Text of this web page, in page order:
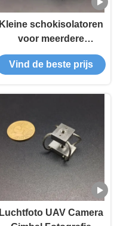
Kleine schokisolatoren
voor meerdere
toepassingen
Vind de beste prijs
Luchtfoto UAV Camera